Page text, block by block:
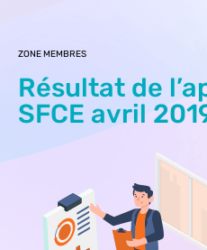
ZONE MEMBRES
Résultat de
SFCE avril